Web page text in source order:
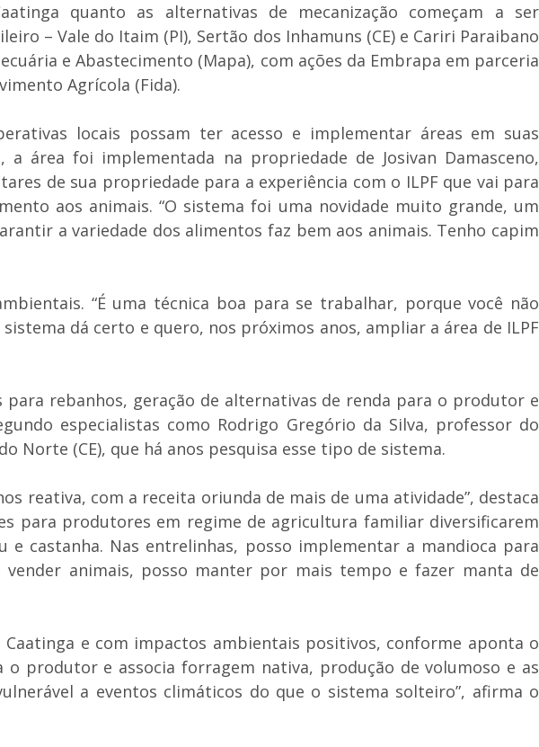
quanto as alternativas de mecanização começam a ser
– Vale do Itaim (PI), Sertão dos Inhamuns (CE) e Cariri Paraibano
e Abastecimento (Mapa), com ações da Embrapa em parceria
Agrícola (Fida).
locais possam ter acesso e implementar áreas em suas
área foi implementada na propriedade de Josivan Damasceno,
de sua propriedade para a experiência com o ILPF que vai para
aos animais. “O sistema foi uma novidade muito grande, um
a variedade dos alimentos faz bem aos animais. Tenho capim
“É uma técnica boa para se trabalhar, porque você não
dá certo e quero, nos próximos anos, ampliar a área de ILPF
rebanhos, geração de alternativas de renda para o produtor e
especialistas como Rodrigo Gregório da Silva, professor do
Norte (CE), que há anos pesquisa esse tipo de sistema.
reativa, com a receita oriunda de mais de uma atividade”, destaca
para produtores em regime de agricultura familiar diversificarem
castanha. Nas entrelinhas, posso implementar a mandioca para
animais, posso manter por mais tempo e fazer manta de
e com impactos ambientais positivos, conforme aponta o
produtor e associa forragem nativa, produção de volumoso e as
a eventos climáticos do que o sistema solteiro”, afirma o